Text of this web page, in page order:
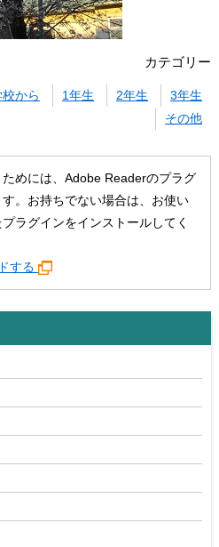
カテゴリー
から 1年生 2年生
3年生
その他
めには、Adobe Readerのプラグ
。お持ちでない場合は、お使い
ラグインをインストールしてく
する